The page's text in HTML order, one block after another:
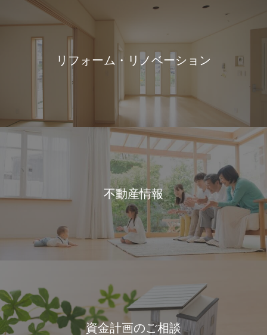
リフォーム・リノベーション
不動産情報
資金計画のご相談